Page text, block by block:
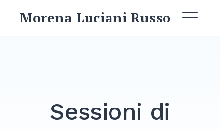
Morena Luciani Russo
EXPAND
DROPDOWN
Sessioni di